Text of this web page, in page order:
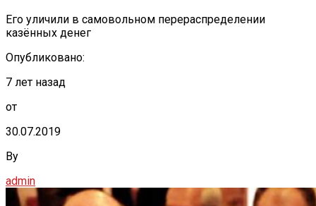
Его уличили в самовольном перераспределении
казённых денег
Опубликовано:
7 лет назад
от
30.07.2019
By
admin